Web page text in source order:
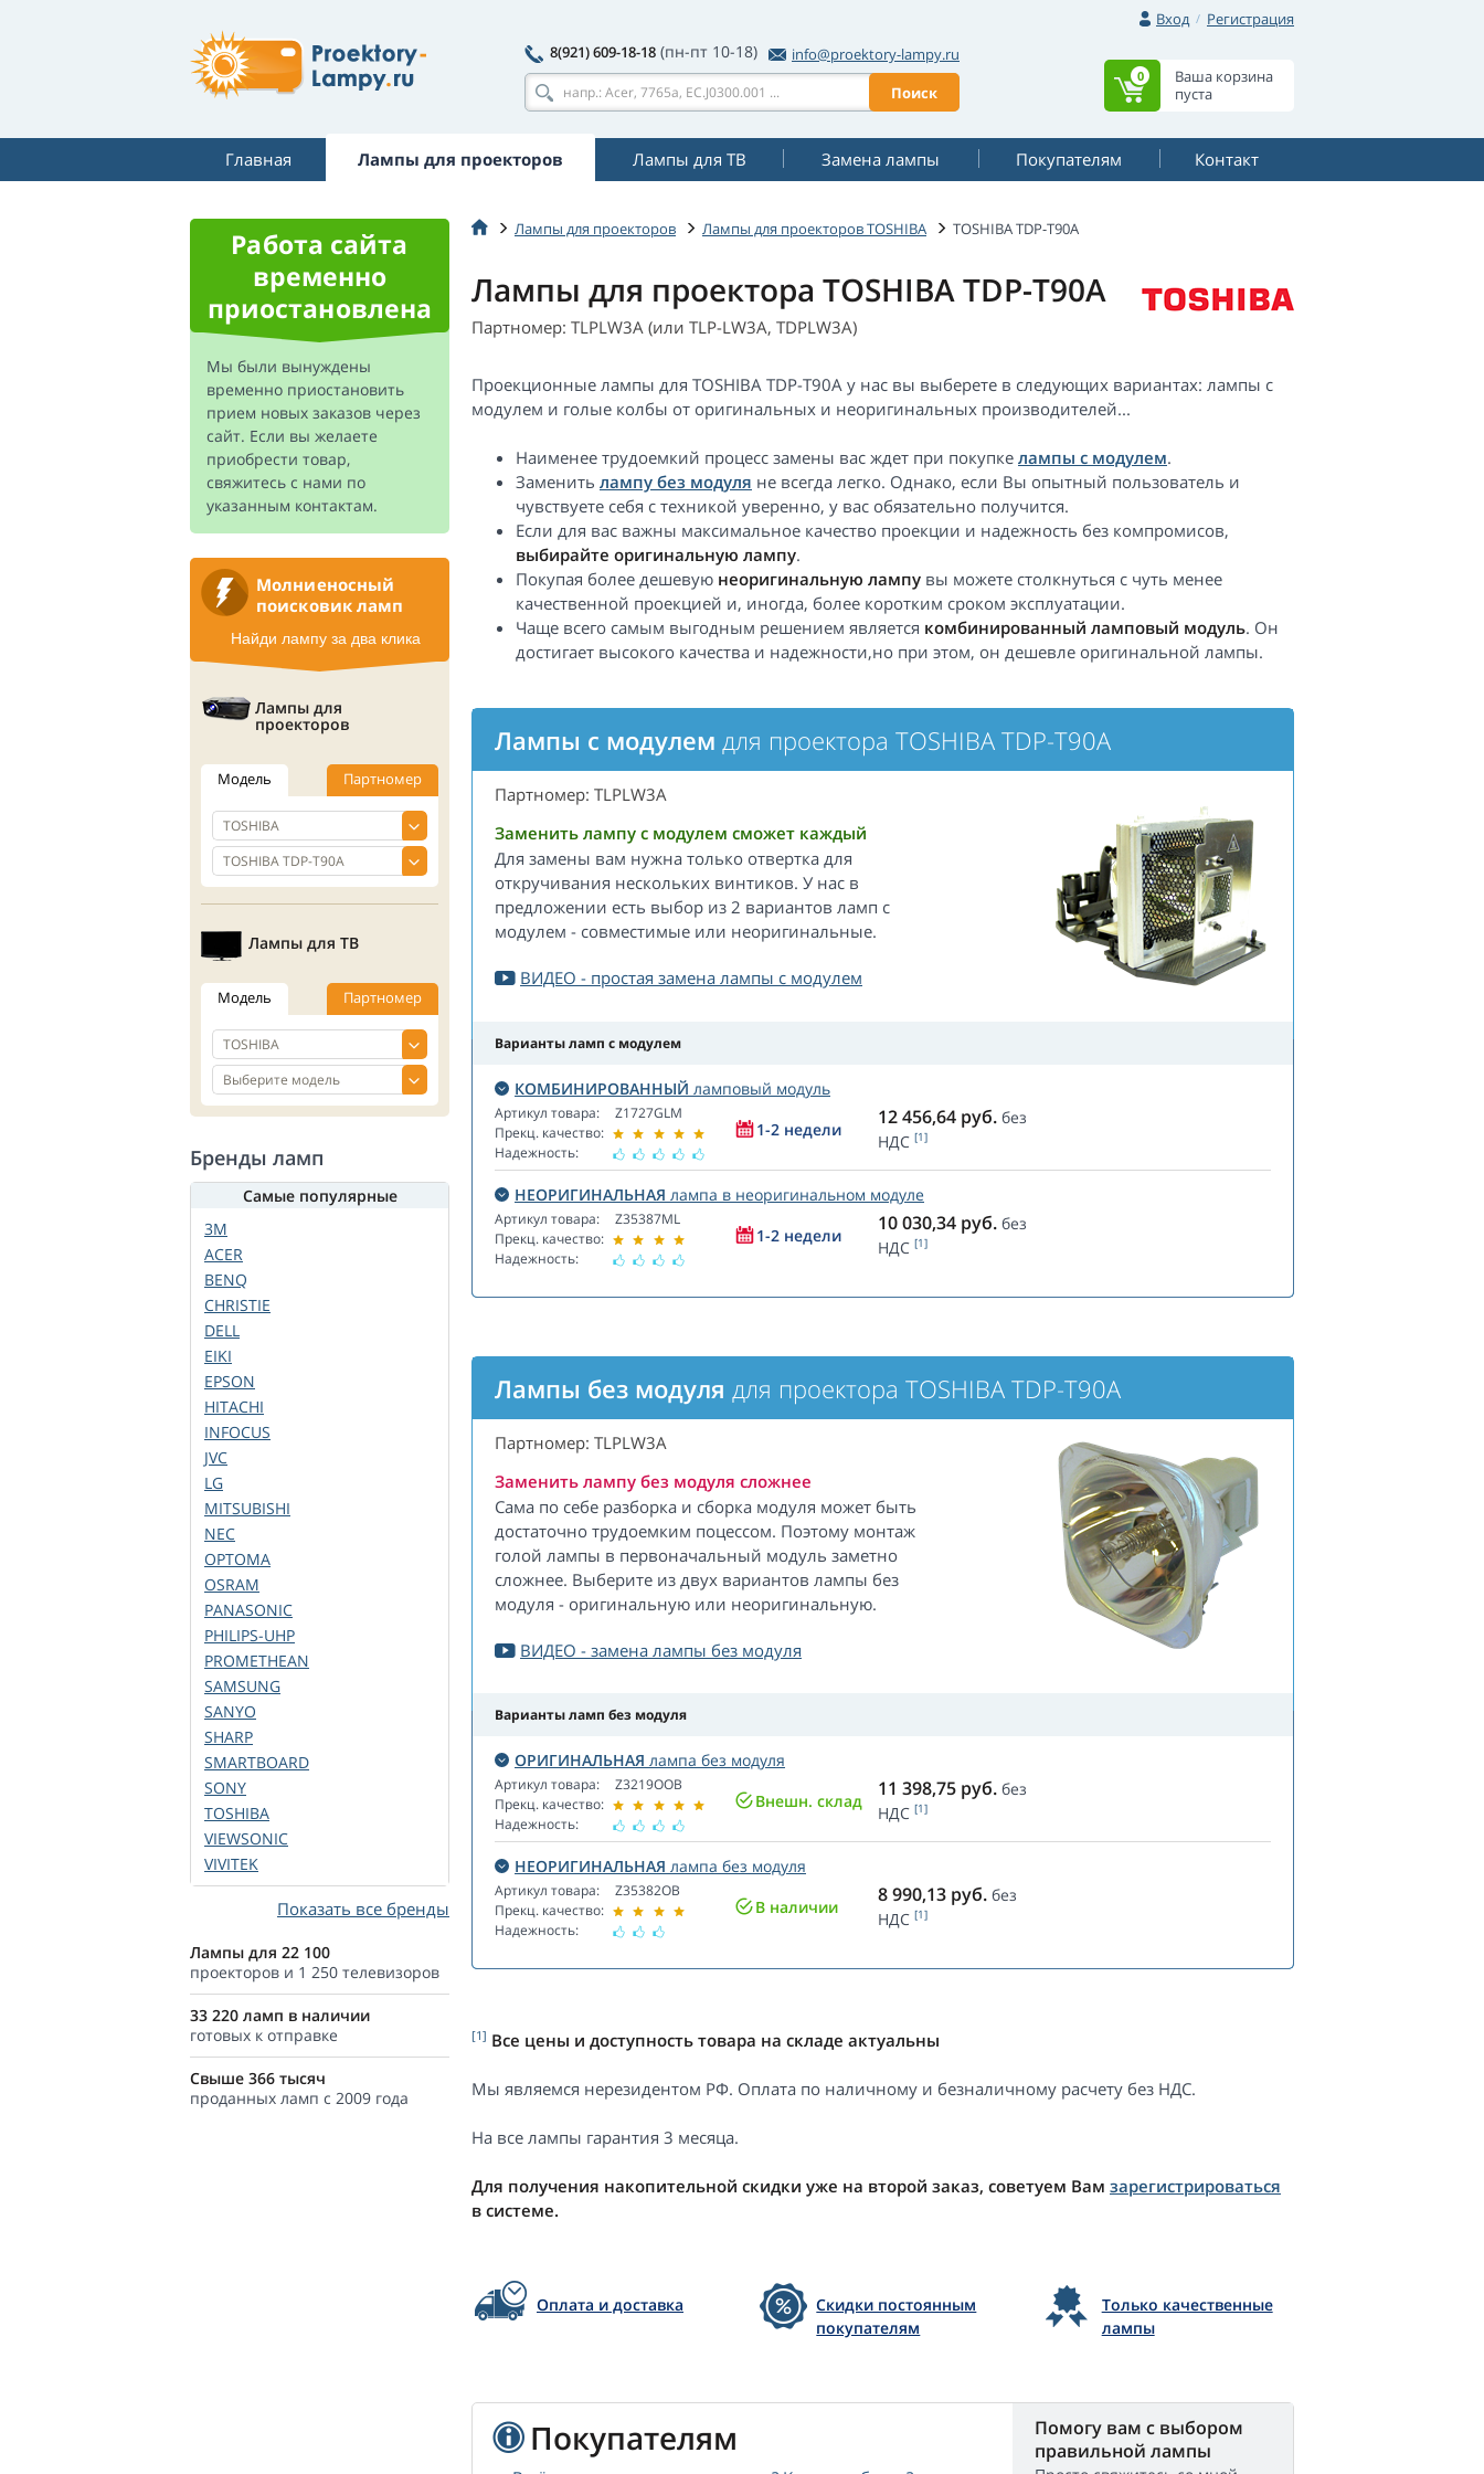
Вход
Регистрация
8(921) 609-18-18 (пн-пт 10-18)
info@proektory-lampy.ru
Поиск
Ваша корзина
пуста
0
Главная Лампы для проекторов Лампы для ТВ Замена лампы Покупателям Контакт
Лампы для проекторов Лампы для проекторов TOSHIBA TOSHIBA TDP-T90A
Лампы для проектора TOSHIBA TDP-T90A
Партномер: TLPLW3A (или TLP-LW3A, TDPLW3A)
Проекционные лампы для TOSHIBA TDP-T90A у нас вы выберете в следующих вариантах: лампы с
модулем и голые колбы от оригинальных и неоригинальных производителей...
Наименее трудоемкий процесс замены вас ждет при покупке лампы с модулем.
Заменить лампу без модуля не всегда легко. Однако, если Вы опытный пользователь и
чувствуете себя с техникой уверенно, у вас обязательно получится.
Если для вас важны максимальное качество проекции и надежность без компромисов,
выбирайте оригинальную лампу.
Покупая более дешевую неоригинальную лампу вы можете столкнуться с чуть менее
качественной проекцией и, иногда, более коротким сроком эксплуатации.
Чаще всего самым выгодным решением является комбинированный ламповый модуль. Он
достигает высокого качества и надежности,но при этом, он дешевле оригинальной лампы.
Лампы с модулем для проектора TOSHIBA TDP-T90A
Партномер: TLPLW3A
Заменить лампу с модулем сможет каждый
Для замены вам нужна только отвертка для
откручивания нескольких винтиков. У нас в
предложении есть выбор из 2 вариантов ламп с
модулем - совместимые или неоригинальные.
ВИДЕО - простая замена лампы с модулем
Варианты ламп с модулем
КОМБИНИРОВАННЫЙ ламповый модуль
Артикул товара:
Прекц. качество:
Надежность:
Z1727GLM
1-2 недели
12 456,64 руб. без
НДС [1]
НЕОРИГИНАЛЬНАЯ лампа в неоригинальном модуле
Артикул товара:
Прекц. качество:
Надежность:
Z35387ML
1-2 недели
10 030,34 руб. без
НДС [1]
Лампы без модуля для проектора TOSHIBA TDP-T90A
Партномер: TLPLW3A
Заменить лампу без модуля сложнее
Сама по себе разборка и сборка модуля может быть
достаточно трудоемким поцессом. Поэтому монтаж
голой лампы в первоначальный модуль заметно
сложнее. Выберите из двух вариантов лампы без
модуля - оригинальную или неоригинальную.
ВИДЕО - замена лампы без модуля
Варианты ламп без модуля
ОРИГИНАЛЬНАЯ лампа без модуля
Артикул товара:
Прекц. качество:
Надежность:
Z3219OOB
Внешн. склад
11 398,75 руб. без
НДС [1]
НЕОРИГИНАЛЬНАЯ лампа без модуля
Артикул товара:
Прекц. качество:
Надежность:
Z35382OB
В наличии
8 990,13 руб. без
НДС [1]
[1] Все цены и доступность товара на складе актуальны
Мы являемся нерезидентом РФ. Оплата по наличному и безналичному расчету без НДС.
На все лампы гарантия 3 месяца.
Для получения накопительной скидки уже на второй заказ, советуем Вам зарегистрироваться
в системе.
Оплата и доставка
Скидки постоянным
покупателям
Только качественные
лампы
Покупателям
Помогу вам с выбором
правильной лампы
Работа сайта
временно
приостановлена
Мы были вынуждены
временно приостановить
прием новых заказов через
сайт. Если вы желаете
приобрести товар,
свяжитесь с нами по
указанным контактам.
Молниеносный
поисковик ламп
Найди лампу за два клика
Лампы для
проекторов
Модель Партномер
Лампы для ТВ
Модель Партномер
Бренды ламп
Самые популярные
3M
ACER
BENQ
CHRISTIE
DELL
EIKI
EPSON
HITACHI
INFOCUS
JVC
LG
MITSUBISHI
NEC
OPTOMA
OSRAM
PANASONIC
PHILIPS-UHP
PROMETHEAN
SAMSUNG
SANYO
SHARP
SMARTBOARD
SONY
TOSHIBA
VIEWSONIC
VIVITEK
Показать все бренды
Лампы для 22 100
проекторов и 1 250 телевизоров
33 220 ламп в наличии
готовых к отправке
Свыше 366 тысяч
проданных ламп с 2009 года